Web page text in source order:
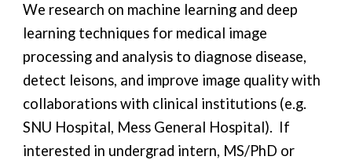
We research on machine learning and deep
learning techniques for medical image
processing and analysis to diagnose disease,
detect leisons, and improve image qualitywith
collaborations with clinical institutions (e.g.
SNU Hospital, Mess General Hospital). If
interested in undergrad intern, MS/PhD or